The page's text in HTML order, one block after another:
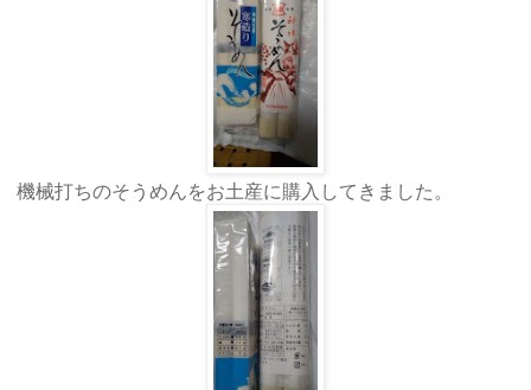
機械打ちのそうめんをお土産に購入してきました。